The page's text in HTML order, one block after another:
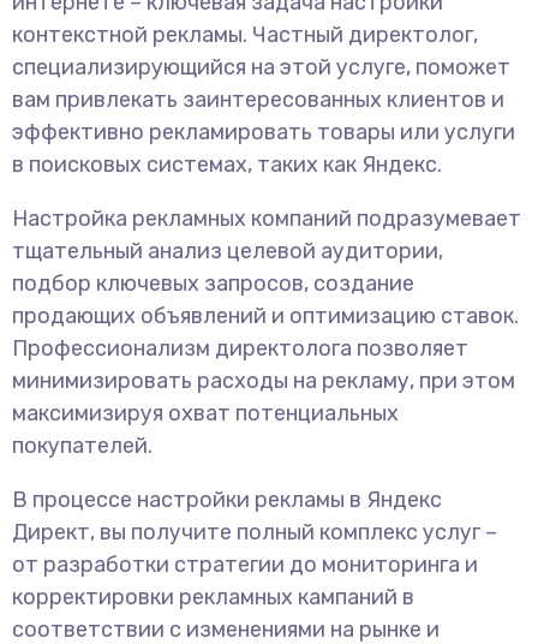
контекстной рекламы. Частный директолог,
специализирующийся на этой услуге, поможет
вам привлекать заинтересованных клиентов и
эффективно рекламировать товары или услуги
в поисковых системах, таких как Яндекс.
Настройка рекламных компаний подразумевает
тщательный анализ целевой аудитории,
подбор ключевых запросов, создание
продающих объявлений и оптимизацию ставок.
Профессионализм директолога позволяет
минимизировать расходы на рекламу, при этом
максимизируя охват потенциальных
покупателей.
В процессе настройки рекламы в Яндекс
Директ, вы получите полный комплекс услуг –
от разработки стратегии до мониторинга и
корректировки рекламных кампаний в
соответствии с изменениями на рынке и